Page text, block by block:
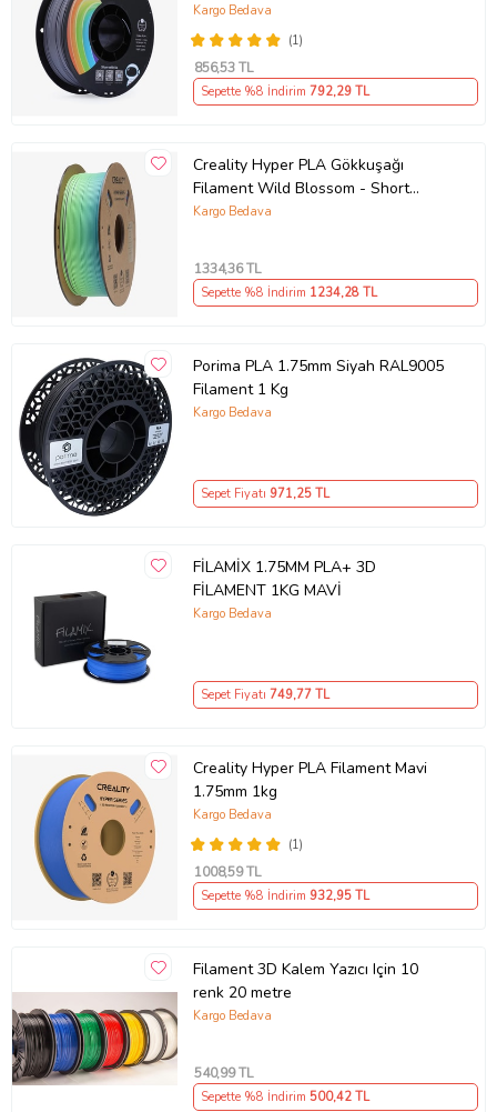
Teknik Özellikler
İşleme Sıcaklığı: 205-225 °C
Tabla Sıcaklığı: 60-80 °C
Renk:Very Peri
Çap:1.75mm
Ağırlık: 1000 Gram
PLA genellikle sağlık sektörü , gıda ambalajı , prototip parçaları ,
Paket İçeriği
1 Adet Esun PLA Plus Filament 1.75mm 1000gr
(1)
Kargo Bedava
856,53 TL
Sepette %8 İndirim 792,29 TL
Creality Hyper PLA Gökkuşağı
Filament Wild Blossom - Short
1.75mm 1kg
Kargo Bedava
1334,36 TL
Sepette %8 İndirim 1234,28 TL
Porima PLA 1.75mm Siyah RAL9005
Filament 1 Kg
Kargo Bedava
Sepet Fiyatı 971,25 TL
FİLAMİX 1.75MM PLA+ 3D
FİLAMENT 1KG MAVİ
Kargo Bedava
Sepet Fiyatı 749,77 TL
Creality Hyper PLA Filament Mavi
1.75mm 1kg
(1)
Kargo Bedava
1008,59 TL
Sepette %8 İndirim 932,95 TL
Filament 3D Kalem Yazıcı Için 10
renk 20 metre
Kargo Bedava
540,99 TL
Sepette %8 İndirim 500,42 TL